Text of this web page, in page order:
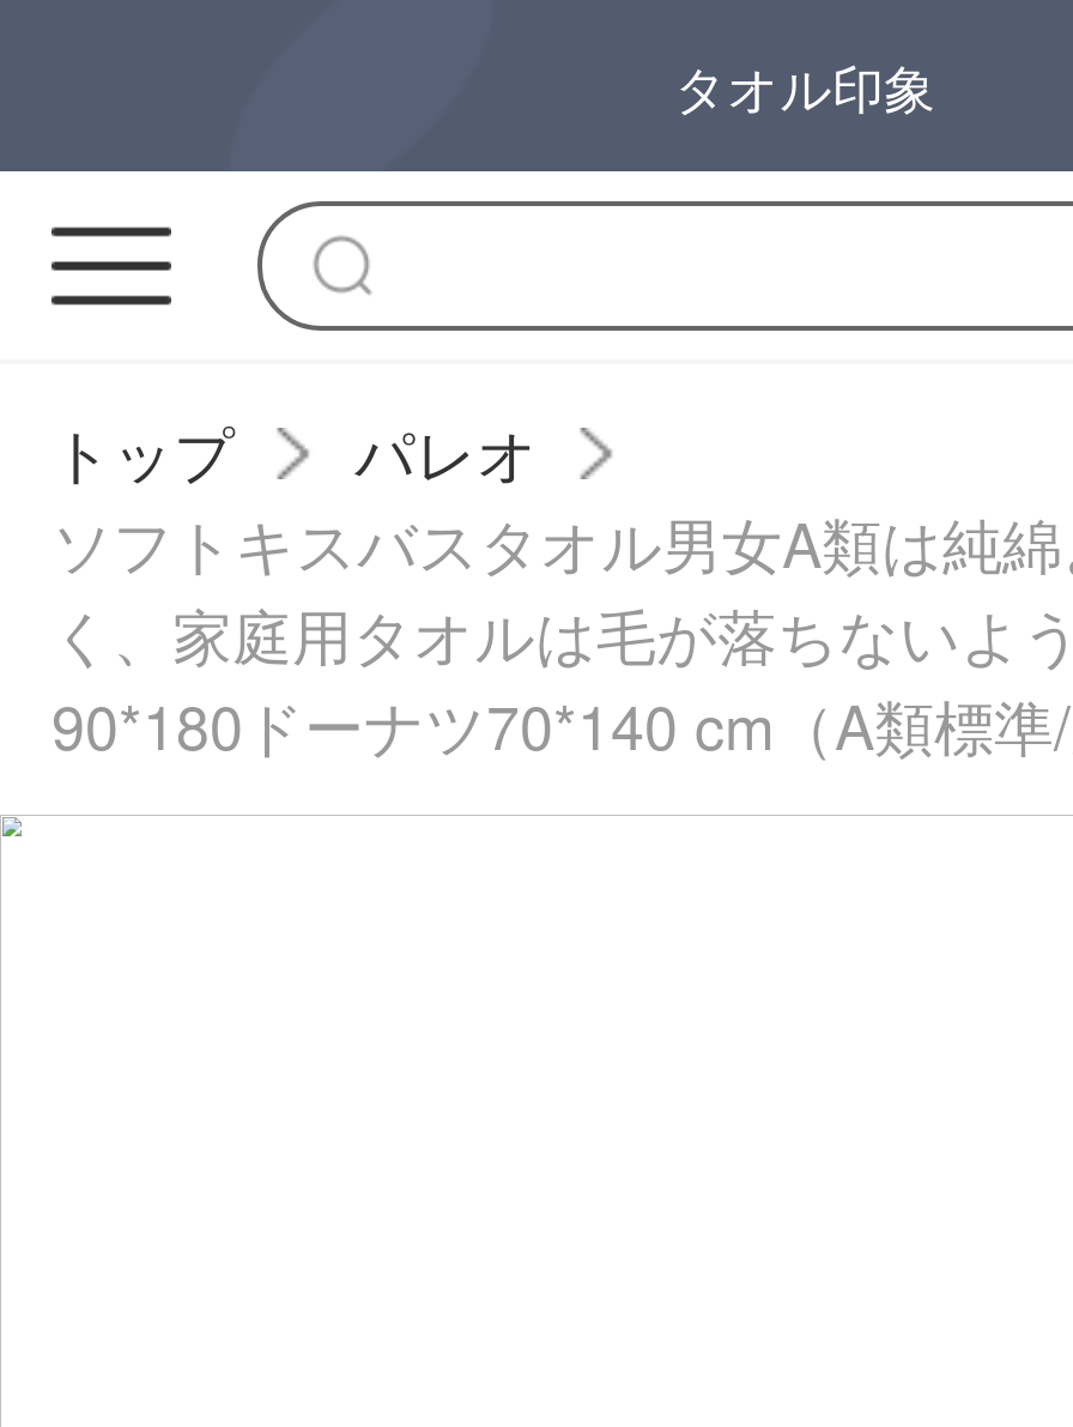
タオル印象
トップ
パレオ
ソフトキスバスタオル男女A類は純
く、家庭用タオルは毛が落ちないよ
90*180ドーナツ70*140 cm（A類標準/